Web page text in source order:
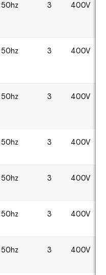
50hz 3 400V
50hz 3 400V
50hz 3 400V
50hz 3 400V
50hz 3 400V
50hz 3 400V
50hz 3 400V